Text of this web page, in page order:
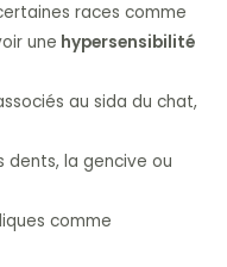
races comme
une hypersensibilité
au sida du chat,
dents, la gencive ou
comme